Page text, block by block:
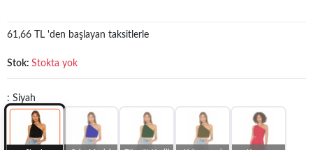
61,66 TL 'den başlayan taksitlerle
Stok: Stokta yok
: Siyah